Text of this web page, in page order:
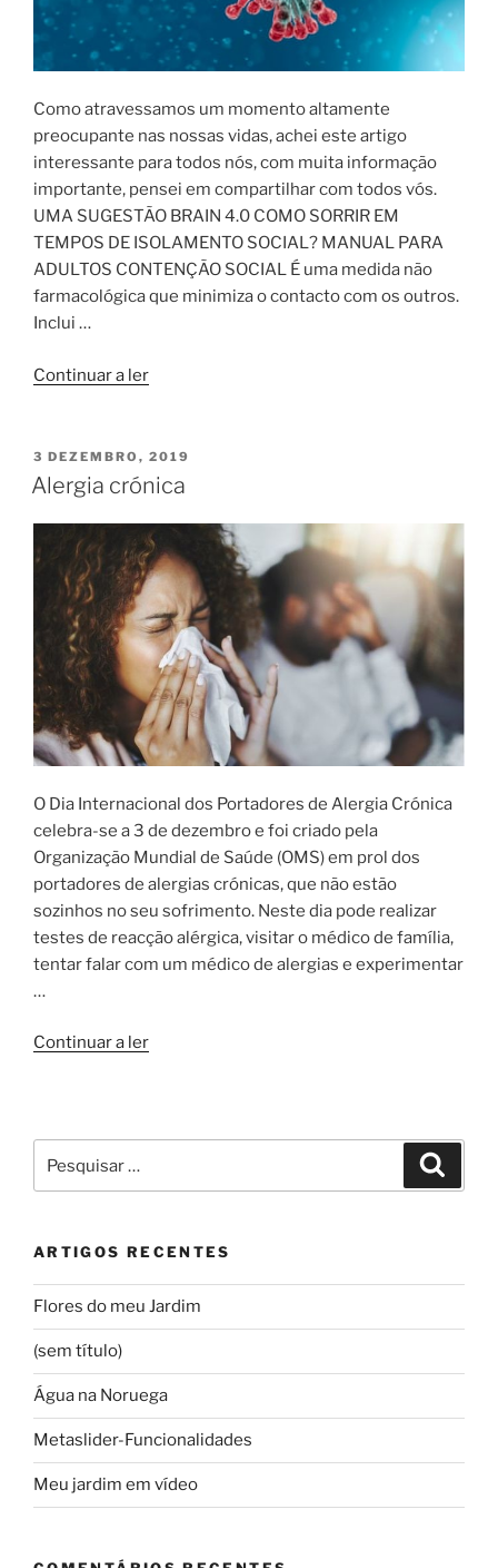
Como atravessamos um momento altamente
preocupante nas nossas vidas, achei este artigo
interessante para todos nós, com muita informação
importante, pensei em compartilhar com todos vós.
UMA SUGESTÃO BRAIN 4.0 COMO SORRIR EM
TEMPOS DE ISOLAMENTO SOCIAL? MANUAL PARA
ADULTOS CONTENÇÃO SOCIAL É uma medida não
farmacológica que minimiza o contacto com os outros.
Inclui …
Continuar a ler“Coronavirus”
PUBLICADO
EM
3 DEZEMBRO, 2019
Alergia crónica
O Dia Internacional dos Portadores de Alergia Crónica
celebra-se a 3 de dezembro e foi criado pela
Organização Mundial de Saúde (OMS) em prol dos
portadores de alergias crónicas, que não estão
sozinhos no seu sofrimento. Neste dia pode realizar
testes de reacção alérgica, visitar o médico de família,
tentar falar com um médico de alergias e experimentar
…
Continuar a ler“Alergia
por:
ARTIGOS RECENTES
Flores do meu Jardim
(sem título)
Água na Noruega
Metaslider-Funcionalidades
Meu jardim em vídeo